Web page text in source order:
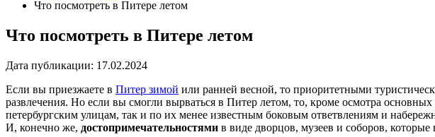
Что посмотреть в Питере летом
Что посмотреть в Питере летом
Дата публикации: 17.02.2024
Если вы приезжаете в Питер зимой или ранней весной, то приоритетными
развлечения. Но если вы смогли вырваться в Питер летом, то, кроме осмотра
петербургским улицам, так и по их менее известным боковым ответвлениям и
И, конечно же, достопримечательностями в виде дворцов, музеев и соборов,